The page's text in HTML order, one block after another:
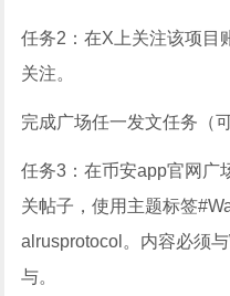
任务2：在X上关注该项目
关注。
完成广场任一发文任务（
任务3：在币安app官网广
关帖子，使用主题标签
alrusprotocol。内容必须
与。